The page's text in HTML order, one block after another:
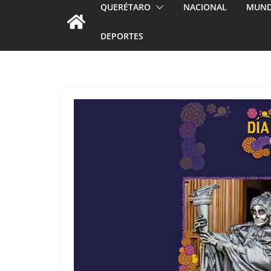
QUERÉTARO NACIONAL
DEPORTES